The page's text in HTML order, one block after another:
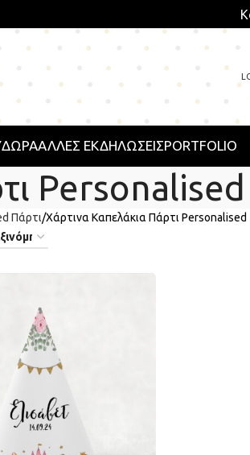
ΔΩΡΑΑΛΛΕΣ ΕΚΔΗΛΩΣΕΙΣPORTFOLIO
Personalised
Πάρτι Χάρτινα Καπελάκια Πάρτι Personalised